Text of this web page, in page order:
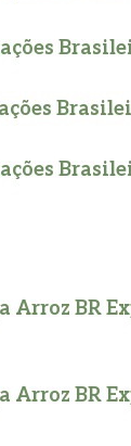
Arroz BR
Arroz BR